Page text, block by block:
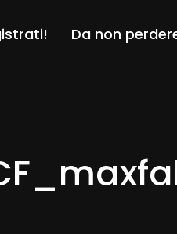
Da non